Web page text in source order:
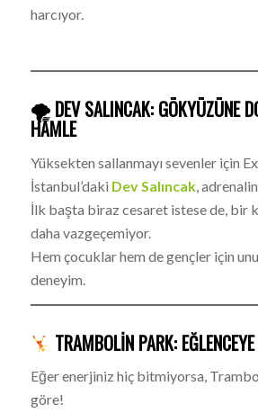
harcıyor.
🌪 DEV SALINCAK: GÖKYÜZÜNE
HAMLE
Yüksekten sallanmayı sevenler için
İstanbul’daki Dev Salıncak,
İlk başta biraz cesaret istese de, bir
daha vazgeçemiyor.
Hem çocuklar hem de gençler için
deneyim.
TRAMBOLIN PARK:
Eğer enerjiniz hiç bitmiyorsa,
göre!